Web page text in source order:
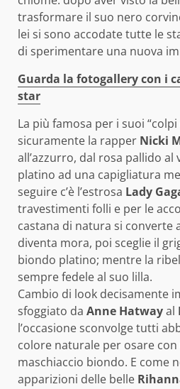
trasformare il suo nero
lei si sono accodate tutte le
di sperimentare una nuova
Guarda la fotogallery con i
star
La più famosa per i suoi “colpi
sicuramente la rapper Nicki
all’azzurro, dal rosa pallido al
platino ad una capigliatura
seguire c’è l’estrosa Lady
travestimenti folli e per le
castana di natura si converte
diventa mora, poi sceglie il
biondo platino; mentre la
sempre fedele al suo lilla.
Cambio di look decisamente
sfoggiato da Anne Hatwayal
l’occasione sconvolge tutti
colore naturale per osare
maschiaccio biondo. E come
apparizioni delle belle